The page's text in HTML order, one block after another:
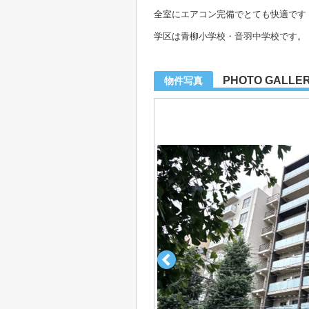
全室にエアコン完備でとても快適です
学区は青柳小学校・音羽中学校です。
物件写真 PHOTO